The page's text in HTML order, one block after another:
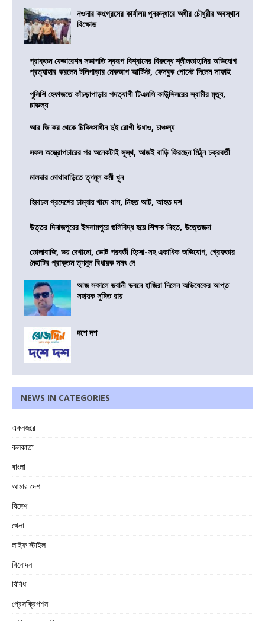
নওদার কংগ্রেসের কার্যালয় পুনরুদ্ধারে অধীর চৌধুরীর অবস্থান
বিক্ষোভ
প্রাক্তন ফেডারেশন সভাপতি স্বরূপ বিশ্বাসের বিরুদ্ধে শ্লীলতাহানির অভিযোগ
প্রত্যাহার করলেন টলিপাড়ার মেকআপ আর্টিস্ট, ফেসবুক পোস্টে দিলেন সাফাই
পুলিশি হেফাজতে কাঁচড়াপাড়ার পদত্যাগী টিএমসি কাউন্সিলরের স্বামীর মৃত্যু,
চাঞ্চল্য
আর জি কর থেকে চিকিৎসাধীন দুই রোগী উধাও, চাঞ্চল্য
সফল অস্ত্রোপচারের পর অনেকটাই সুস্থ, আজই বাড়ি ফিরছেন মিঠুন চক্রবর্তী
মালদার মোথাবাড়িতে তৃণমূল কর্মী খুন
হিমাচল প্রদেশের চাম্বায় খাদে বাস, নিহত আট, আহত দশ
উত্তর দিনাজপুরের ইসলামপুরে গুলিবিদ্ধ হয়ে শিক্ষক নিহত, উত্তেজনা
তোলাবাজি, ভয় দেখানো, ভোট পরবর্তী হিংসা-সহ একাধিক অভিযোগ, গ্রেফতার
নৈহাটির প্রাক্তন তৃণমূল বিধায়ক সনৎ দে
আজ সকালে ভবানী ভবনে হাজিরা দিলেন অভিষেকের আপ্ত
সহায়ক সুমিত রায়
দশে দশ
NEWS IN CATEGORIES
একনজরে
কলকাতা
বাংলা
আমার দেশ
বিদেশ
খেলা
লাইফ স্টাইল
বিনোদন
বিবিধ
প্রেসক্রিপশন